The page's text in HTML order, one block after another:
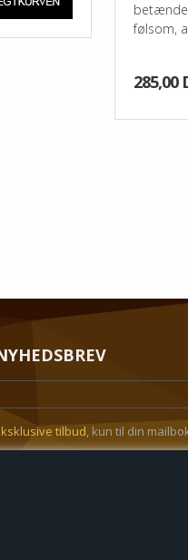
følsom,
285,00
tilbud, kun til din